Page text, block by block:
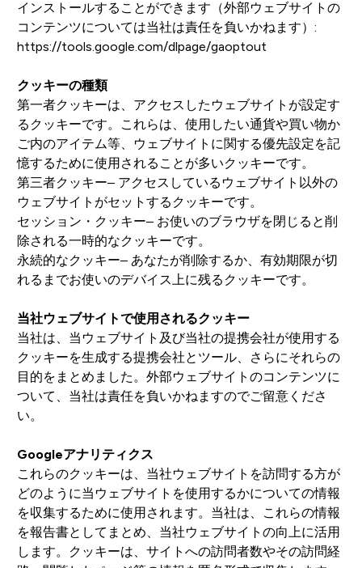
インストールすることができます（外部ウェブサイトの
コンテンツについては当社は責任を負いかねます）:
https://tools.google.com/dlpage/gaoptout
クッキーの種類
第一者クッキーは、アクセスしたウェブサイトが設定す
るクッキーです。これらは、使用したい通貨や買い物か
ご内のアイテム等、ウェブサイトに関する優先設定を記
憶するために使用されることが多いクッキーです。
第三者クッキー– アクセスしているウェブサイト以外の
ウェブサイトがセットするクッキーです。
セッション・クッキー– お使いのブラウザを閉じると削
除される一時的なクッキーです。
永続的なクッキー– あなたが削除するか、有効期限が切
れるまでお使いのデバイス上に残るクッキーです。
当社ウェブサイトで使用されるクッキー
当社は、当ウェブサイト及び当社の提携会社が使用する
クッキーを生成する提携会社とツール、さらにそれらの
目的をまとめました。外部ウェブサイトのコンテンツに
ついて、当社は責任を負いかねますのでご留意くださ
い。
Googleアナリティクス
これらのクッキーは、当社ウェブサイトを訪問する方が
どのように当ウェブサイトを使用するかについての情報
を収集するために使用されます。当社は、これらの情報
を報告書としてまとめ、当社ウェブサイトの向上に活用
します。クッキーは、サイトへの訪問者数やその訪問経